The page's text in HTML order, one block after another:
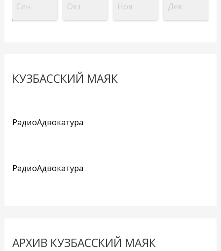
Сен Окт Ноя Дек
КУЗБАССКИЙ МАЯК
РадиоАдвокатура
РадиоАдвокатура
АРХИВ КУЗБАССКИЙ МАЯК